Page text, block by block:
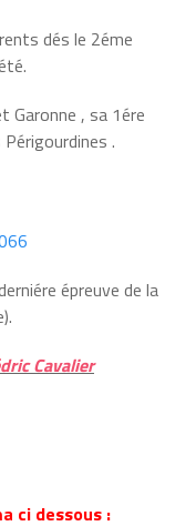
dés le 2éme
Garonne , sa 1ére
.
épreuve de la
Cavalier
ci dessous :